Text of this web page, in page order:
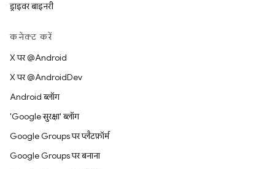
ड्राइवर बाइनरी
कनेक्ट करें
X पर @Android
X पर @AndroidDev
Android ब्लॉग
'Google सुरक्षा' ब्लॉग
Google Groups पर प्लैटफ़ॉर्म
Google Groups पर बनाना